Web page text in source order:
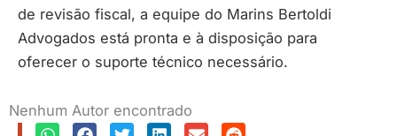
de revisão fiscal, a equipe do Marins Bertoldi
Advogados está pronta e à disposição para
oferecer o suporte técnico necessário.
Nenhum Autor encontrado